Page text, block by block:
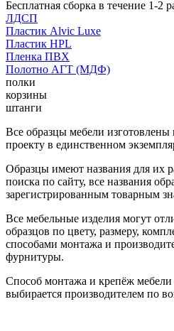
Бесплатная сборка в течение 1-2
ЛДСП
Пластик Alvic Luxe
Пластик HPL
Пленка ПВХ
Полотно АГТ (МДФ)
полки
корзины
штанги
Все образцы мебели
проекту в единственном
Образцы имеют названия для их
поиска по сайту, все названия
зарегистрированным товарным
Все мебельные изделия могут
образцов по цвету, размеру,
способами монтажа и
фурнитуры.
Способ монтажа и крепёж мебели
выбирается производителем по